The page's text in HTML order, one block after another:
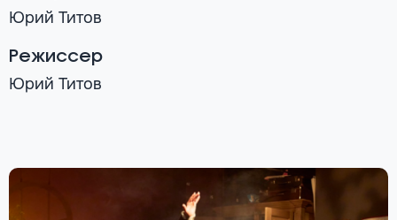
Юрий Титов
Режиссер
Юрий Титов